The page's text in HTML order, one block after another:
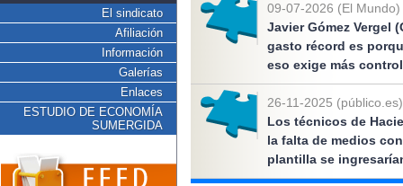
El sindicato
Afiliación
Información
Galerías
Enlaces
ESTUDIO DE ECONOMÍA
SUMERGIDA
09-07-2026 (El Mundo)
Javier Gómez Vergel
gasto récord es
eso exige más
26-11-2025 (público.es)
Los técnicos de
la falta de medios
plantilla se